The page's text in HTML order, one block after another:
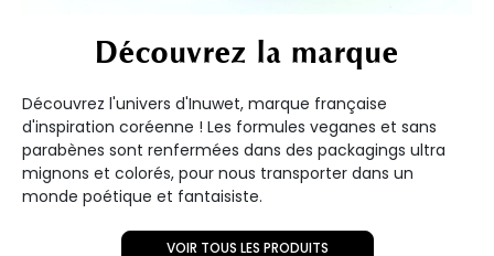
Découvrez la marque
Découvrez l'univers d'Inuwet, marque française
d'inspiration coréenne ! Les formules veganes et sans
parabènes sont renfermées dans des packagings ultra
mignons et colorés, pour nous transporter dans un
monde poétique et fantaisiste.
VOIR TOUS LES PRODUITS